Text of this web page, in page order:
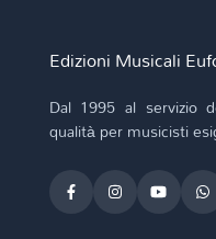
Edizioni Musicali
Dal 1995 al servizio
qualità per musicisti